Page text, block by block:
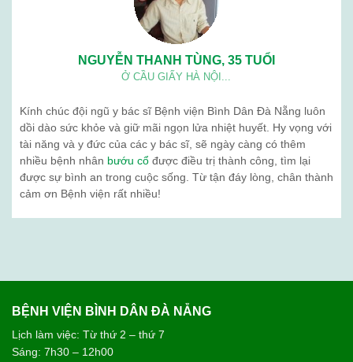
NGUYỄN THANH TÙNG, 35 TUỔI
Ở CẦU GIẤY HÀ NỘI...
Kính chúc đội ngũ y bác sĩ Bệnh viện Bình Dân Đà Nẵng luôn
dồi dào sức khỏe và giữ mãi ngọn lửa nhiệt huyết. Hy vọng với
tài năng và y đức của các y bác sĩ, sẽ ngày càng có thêm
nhiều bệnh nhân bướu cổ được điều trị thành công, tìm lại
được sự bình an trong cuộc sống. Từ tận đáy lòng, chân thành
cảm ơn Bệnh viện rất nhiều!
BỆNH VIỆN BÌNH DÂN ĐÀ NẴNG
Lịch làm việc: Từ thứ 2 – thứ 7
Sáng: 7h30 – 12h00